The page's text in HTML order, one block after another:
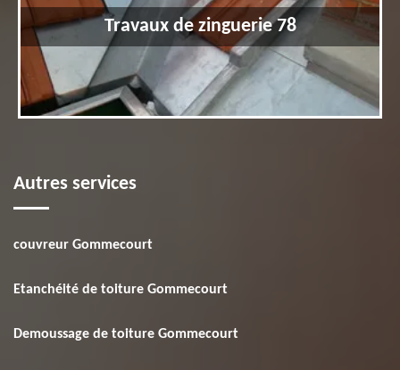
Travaux de zinguerie 78
Autres services
couvreur Gommecourt
Etanchéité de toiture Gommecourt
Demoussage de toiture Gommecourt